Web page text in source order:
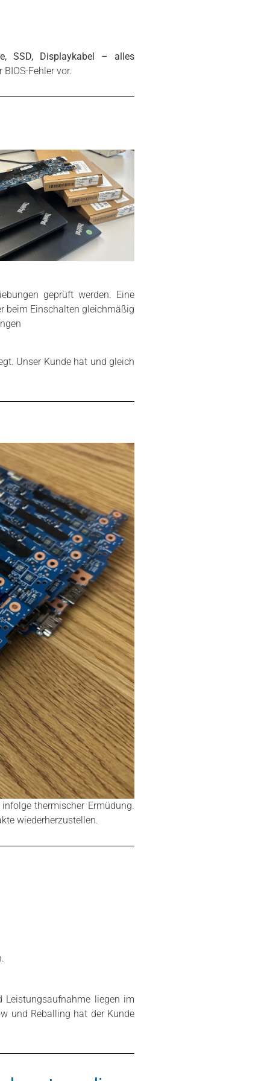
SSD, Displaykabel – alles
Fehler vor.
geprüft werden. Eine
beim Einschalten gleichmäßig
Unser Kunde hat und gleich
thermischer Ermüdung.
wiederherzustellen.
Leistungsaufnahme liegen im
und Reballing hat der Kunde